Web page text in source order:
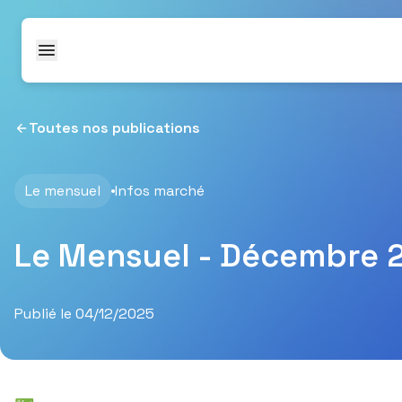
Toutes nos publications
Le mensuel Infos marché
Le Mensuel - Décembre
Publié le 04/12/2025